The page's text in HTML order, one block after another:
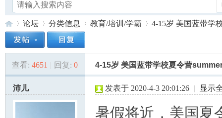
美»
论坛
›
分类信息 教育/培训/学霸
›
4-15岁 美国蓝带学
查看: 4651 | 回复: 0 4-15岁 美国蓝带学校夏令营
沛儿 发表于 2020-4-3 20:01:26 | 显示
暑假将近，美国夏